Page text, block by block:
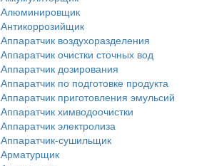
Алюминировщик
Антикоррозийщик
Аппаратчик воздухоразделения
Аппаратчик очистки сточных вод
Аппаратчик дозирования
Аппаратчик по подготовке продукта
Аппаратчик приготовления эмульсий
Аппаратчик химводоочистки
Аппаратчик электролиза
Аппаратчик-сушильщик
Арматурщик